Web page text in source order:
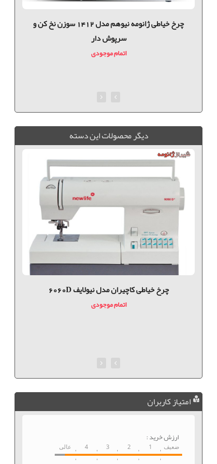
چرخ خیاطی ژانومه نیوهم مدل 1412 سوزن نخ کن و
سرپوش دار
اتمام موجودی
ديگر محصولات اين دسته
چرخ خیاطی کاچیران مدل نیولایف 6060D
اتمام موجودی
امتیاز کاربران
ارزش خرید :
ضعیف 1
2
3
4 عالی